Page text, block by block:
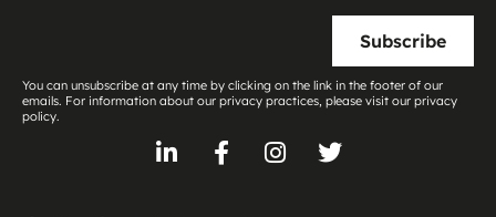
Subscribe
You can unsubscribe at any time by clicking on the link in the footer of our
emails. For information about our privacy practices, please visit our privacy
policy.